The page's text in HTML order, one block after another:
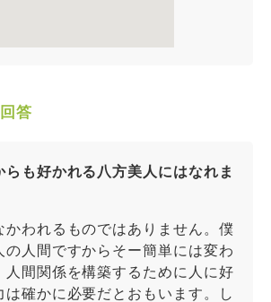
答
らも好かれる八方美人にはなれま
かわれるものではありません。僕
の人間ですからそー簡単には変わ
人間関係を構築するために人に好
は確かに必要だとおもいます。し